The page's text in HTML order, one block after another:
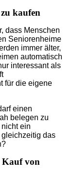
zu kaufen
dass Menschen
Seniorenheime
immer älter,
automatisch
interessant als
für die eigene
einen
belegen zu
ein
das
Kauf von